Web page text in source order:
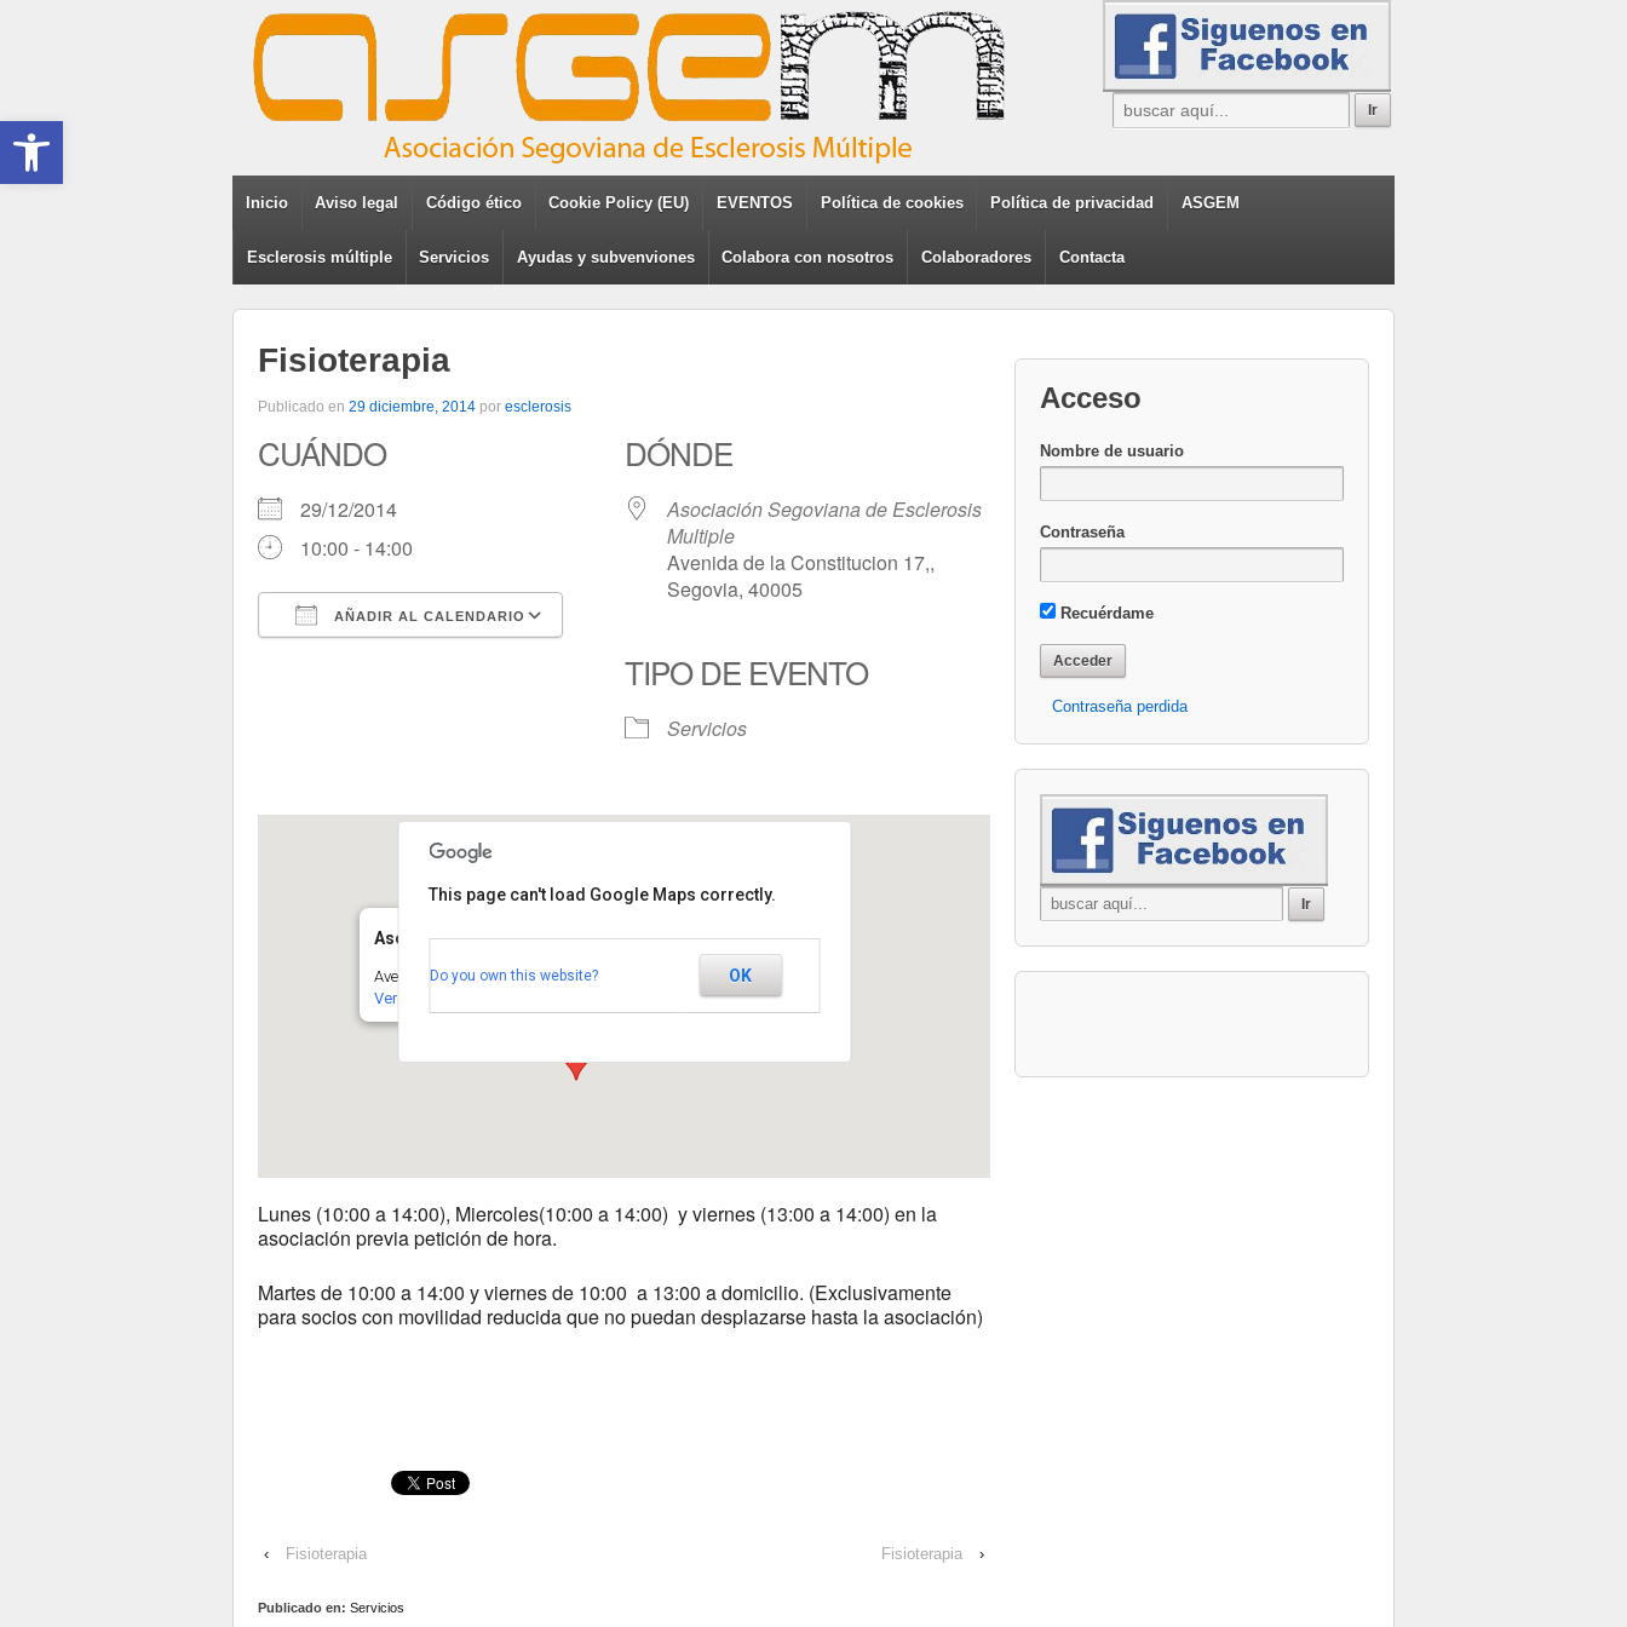
Inicio Aviso legal Código ético Cookie Policy (EU) EVENTOS Política de cookies Política de privacidad ASGEM
Esclerosis múltiple Servicios Ayudas y subvenviones Colabora con nosotros Colaboradores Contacta
Fisioterapia
Publicado en 29 diciembre, 2014 por esclerosis
CUÁNDO
29/12/2014
10:00 - 14:00
AÑADIR AL CALENDARIO
Google Calendar
DÓNDE
Asociación Segoviana de Esclerosis
Multiple
Avenida de la Constitucion 17,,
Segovia, 40005
TIPO DE EVENTO
Servicios
Asociación Segoviana de Esclerosis Multiple
Avenida de la Constitucion 17, - Segovia
Ver Eventos
This page can't load Google Maps correctly.
Do you own this website? OK
Lunes (10:00 a 14:00), Miercoles(10:00 a 14:00) y viernes (13:00 a 14:00) en la
asociación previa petición de hora.
Martes de 10:00 a 14:00 y viernes de 10:00 a 13:00 a domicilio. (Exclusivamente
para socios con movilidad reducida que no puedan desplazarse hasta la asociación)
‹ Fisioterapia Fisioterapia ›
Publicado en: Servicios
Acceso
Nombre de usuario
Contraseña
Recuérdame
Contraseña perdida
Abrir barra de herramientas